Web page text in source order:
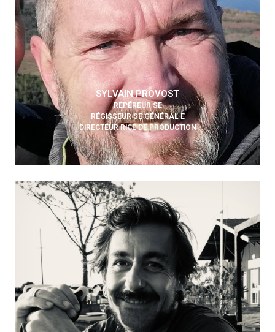
SYLVAIN PROVOST
REPÉREUR·SE
RÉGISSEUR·SE GÉNÉRAL·E
DIRECTEUR·RICE DE PRODUCTION